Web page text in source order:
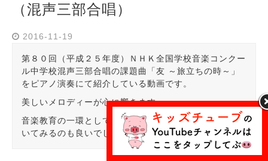
（混声三部合唱）
2016-11-19
第８０回（平成２５年度）ＮＨＫ全国学校音楽コンクー
ル中学校混声三部合唱の課題曲「友 ～旅立ちの時～」
をピアノ演奏にて紹介している動画です。
美しいメロディーが心に響きます。
音楽教育の一環として、この動画を通じてお子さんと聴
いてみるのも良いでしょう。